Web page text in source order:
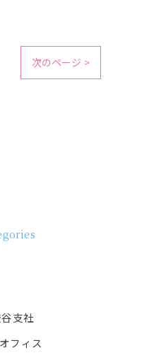
次のページ >
支社
フィス